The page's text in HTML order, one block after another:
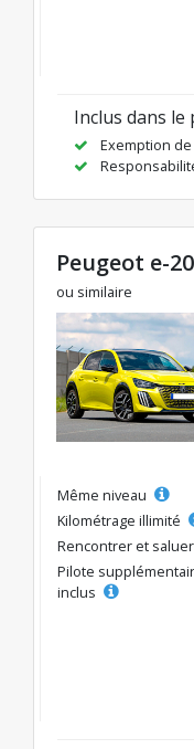
Inclus dans le
Exemption
Peugeot e-
ou similaire
Même niveau
Kilométrage illimité
Rencontrer et saluer
Pilote
inclus